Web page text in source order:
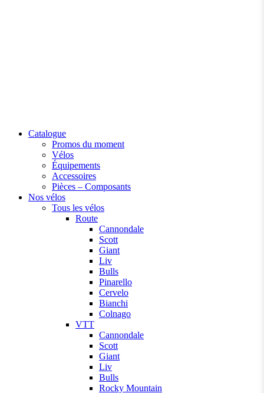
Catalogue
Promos du moment
Vélos
Équipements
Accessoires
Pièces – Composants
Nos vélos
Tous les vélos
Route
Cannondale
Scott
Giant
Liv
Bulls
Pinarello
Cervelo
Bianchi
Colnago
VTT
Cannondale
Scott
Giant
Liv
Bulls
Rocky Mountain